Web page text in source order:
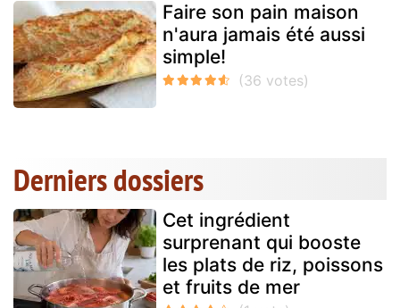
Faire son pain maison
n'aura jamais été aussi
simple!
Derniers dossiers
Cet ingrédient
surprenant qui booste
les plats de riz, poissons
et fruits de mer